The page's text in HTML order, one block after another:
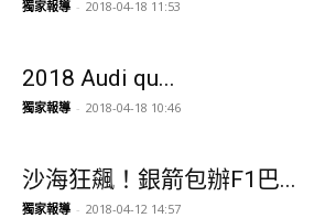
獨家報導 - 2018-04-18 11:53
2018 Audi qu...
獨家報導 - 2018-04-18 10:46
沙海狂飆！銀箭包辦F1巴...
獨家報導 - 2018-04-12 14:57